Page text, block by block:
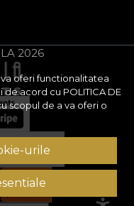
oferi functionalitatea
de acord cu POLITICA DE
scopul de a va oferi o
urile
2026